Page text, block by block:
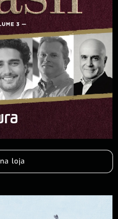
loja